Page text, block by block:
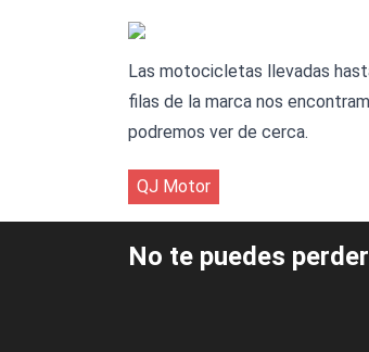
Las motocicletas llevadas
filas de la marca nos
podremos ver de cerca.
QJ Motor
No te puedes perder